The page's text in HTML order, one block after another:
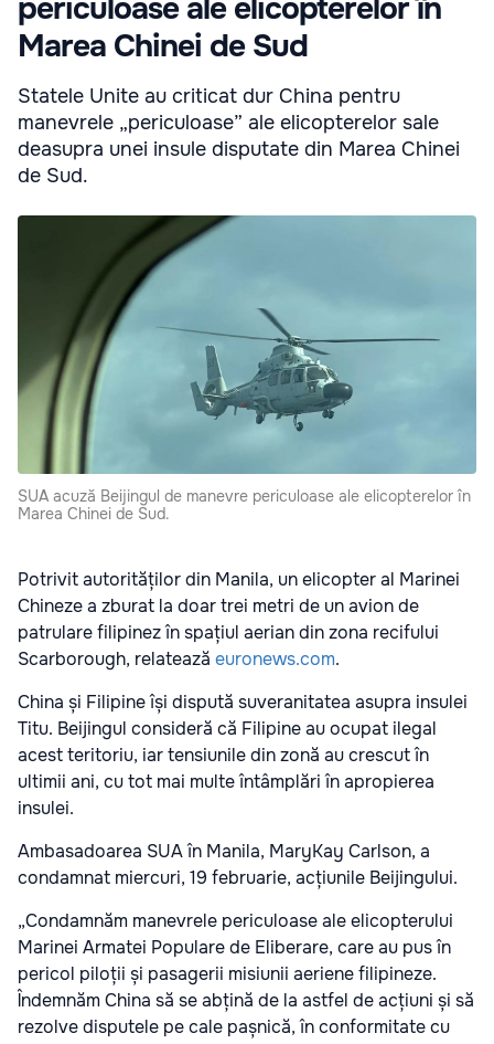
periculoase ale elicopterelor în
Marea Chinei de Sud
Statele Unite au criticat dur China pentru
manevrele „periculoase” ale elicopterelor sale
deasupra unei insule disputate din Marea Chinei
de Sud.
SUA acuză Beijingul de manevre periculoase ale elicopterelor în
Marea Chinei de Sud.
Potrivit autorităților din Manila, un elicopter al Marinei
Chineze a zburat la doar trei metri de un avion de
patrulare filipinez în spațiul aerian din zona recifului
Scarborough, relatează euronews.com.
China și Filipine își dispută suveranitatea asupra insulei
Titu. Beijingul consideră că Filipine au ocupat ilegal
acest teritoriu, iar tensiunile din zonă au crescut în
ultimii ani, cu tot mai multe întâmplări în apropierea
insulei.
Ambasadoarea SUA în Manila, MaryKay Carlson, a
condamnat miercuri, 19 februarie, acțiunile Beijingului.
„Condamnăm manevrele periculoase ale elicopterului
Marinei Armatei Populare de Eliberare, care au pus în
pericol piloții și pasagerii misiunii aeriene filipineze.
Îndemnăm China să se abțină de la astfel de acțiuni și să
rezolve disputele pe cale pașnică, în conformitate cu